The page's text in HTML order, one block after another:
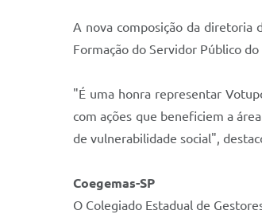
A nova composição da diretoria
Formação do Servidor Público
"É uma honra representar
com ações que beneficiem a
de vulnerabilidade social",
Coegemas-SP
O Colegiado Estadual de